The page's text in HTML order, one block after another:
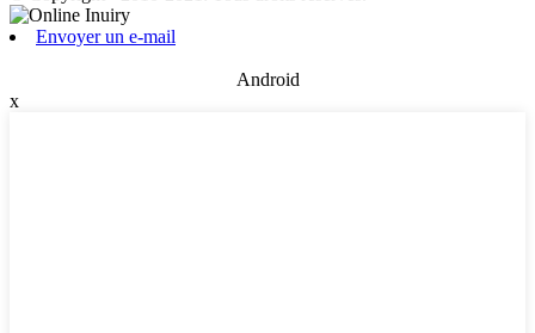
Envoyer un e-mail
Android
x